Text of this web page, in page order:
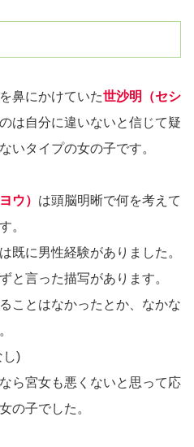
鼻にかけていた世沙明（セシ
は自分に違いないと信じて疑
いタイプの女の子です。
ウ） は頭脳明晰で何を考えて
。
既に男性経験がありました。
と言った描写があります。
ことはなかったとか、なかな
し)
ら宮女も悪くないと思って応
の子でした。